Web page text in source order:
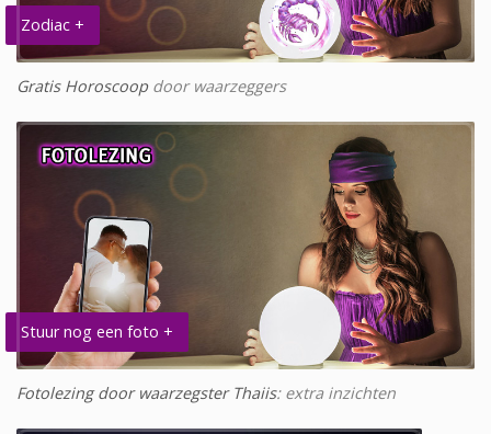
Zodiac +
Gratis Horoscoopdoor waarzeggers
Stuur nog een foto +
Fotolezing door waarzegster Thaiis: extra inzichten